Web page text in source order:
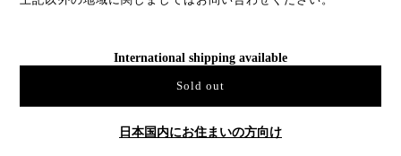
International shipping available
Sold out
日本国内にお住まいの方向け